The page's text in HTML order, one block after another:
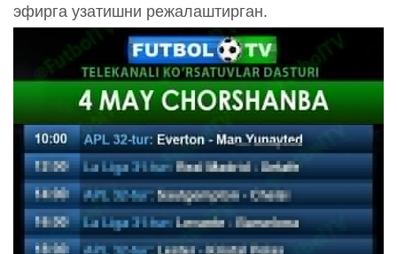
эфирга узатишни режалаштирган.